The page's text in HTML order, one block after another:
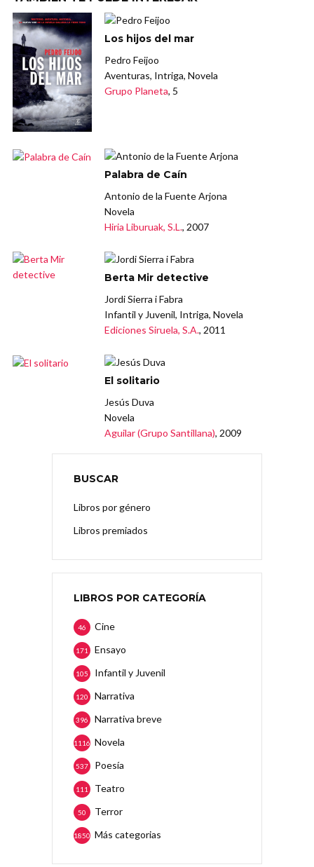
Los hijos del mar
Pedro Feijoo
Aventuras, Intriga, Novela
Grupo Planeta, 5
Palabra de Caín
Antonio de la Fuente Arjona
Novela
Hiria Liburuak, S.L., 2007
Berta Mir detective
Jordi Sierra i Fabra
Infantil y Juvenil, Intriga, Novela
Ediciones Siruela, S.A., 2011
El solitario
Jesús Duva
Novela
Aguilar (Grupo Santillana), 2009
BUSCAR
Libros por género
Libros premiados
LIBROS POR CATEGORÍA
Cine
46
Ensayo
171
Infantil y Juvenil
105
Narrativa
120
Narrativa breve
396
Novela
1116
Poesía
537
Teatro
111
Terror
50
Más categorias
1850